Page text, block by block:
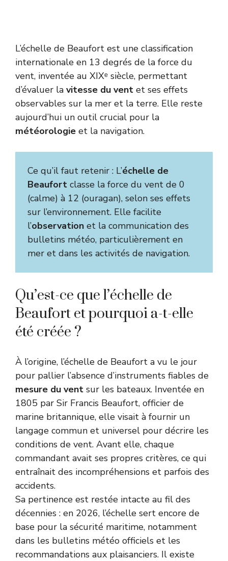
L’échelle de Beaufort est une classification
internationale en 13 degrés de la force du
vent, inventée au XIXᵉ siècle, permettant
d’évaluer la vitesse du vent et ses effets
observables sur la mer et la terre. Elle reste
aujourd’hui un outil crucial pour la
météorologie et la navigation.
Ce qu’il faut retenir : L’échelle de
Beaufort classe la force du vent de 0
(calme) à 12 (ouragan), selon ses effets
sur l’environnement. Elle facilite
l’observation et la communication des
bulletins météo, particulièrement en
mer et dans les activités de navigation.
Qu’est-ce que l’échelle de
Beaufort et pourquoi a-t-elle
été créée ?
À l’origine, l’échelle de Beaufort a vu le jour
pour pallier l’absence d’instruments fiables de
mesure du vent sur les bateaux. Inventée en
1805 par Sir Francis Beaufort, officier de
marine britannique, elle visait à fournir un
langage commun et universel pour décrire les
conditions de vent. Avant elle, chaque
commandant avait ses propres critères, ce qui
entraînait des incompréhensions et parfois des
accidents.
Sa pertinence est restée intacte au fil des
décennies : en 2026, l’échelle sert encore de
base pour la sécurité maritime, notamment
dans les bulletins météo officiels et les
recommandations aux plaisanciers. Il existe